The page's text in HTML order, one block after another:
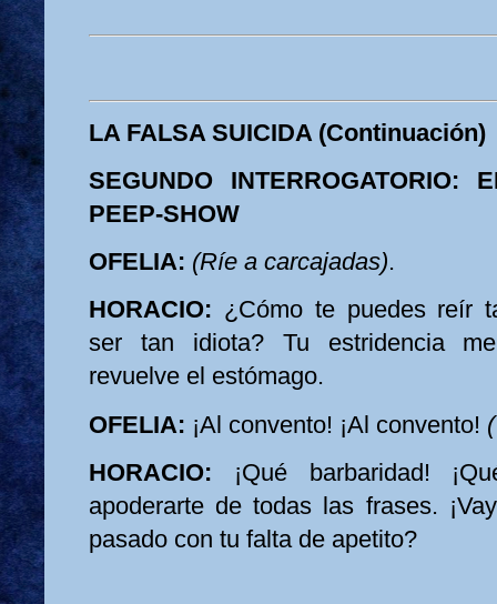
LA FALSA SUICIDA (Continuación)
SEGUNDO INTERROGATORIO:
PEEP-SHOW
OFELIA: (Ríe a carcajadas).
HORACIO: ¿Cómo te puedes reír
ser tan idiota? Tu estridencia
revuelve el estómago.
OFELIA: ¡Al convento! ¡Al convento!
HORACIO: ¡Qué barbaridad!
apoderarte de todas las frases.
pasado con tu falta de apetito?